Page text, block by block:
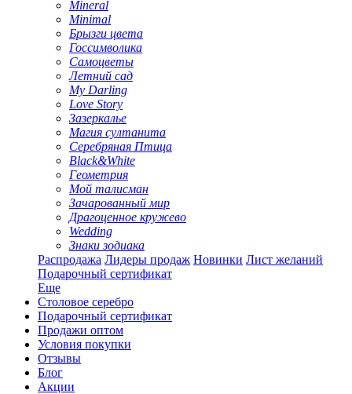
Mineral
Minimal
Брызги цвета
Госсимволика
Самоцветы
Летний сад
My Darling
Love Story
Зазеркалье
Магия султанита
Серебряная Птица
Black&White
Геометрия
Мой талисман
Зачарованный мир
Драгоценное кружево
Wedding
Знаки зодиака
Распродажа Лидеры продаж Новинки Лист желаний
Подарочный сертификат
Еще
Столовое серебро
Подарочный сертификат
Продажи оптом
Условия покупки
Отзывы
Блог
Акции